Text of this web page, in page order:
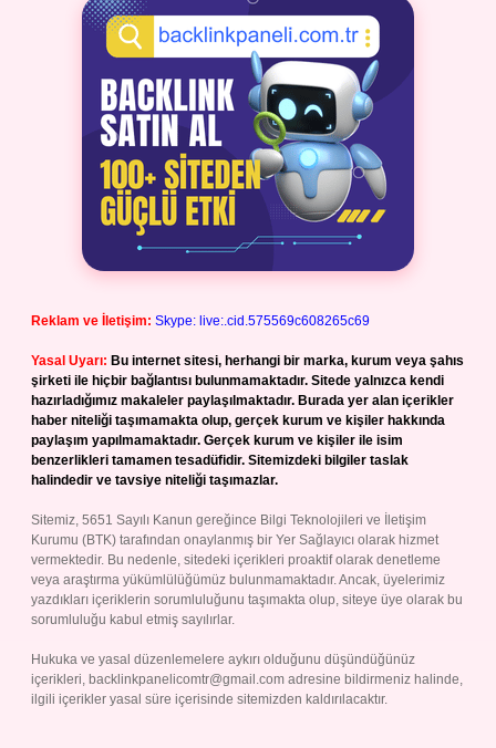
Reklam ve İletişim: Skype: live:.cid.575569c608265c69
Yasal Uyarı: Bu internet sitesi, herhangi bir marka, kurum veya şahıs
şirketi ile hiçbir bağlantısı bulunmamaktadır. Sitede yalnızca kendi
hazırladığımız makaleler paylaşılmaktadır. Burada yer alan içerikler
haber niteliği taşımamakta olup, gerçek kurum ve kişiler hakkında
paylaşım yapılmamaktadır. Gerçek kurum ve kişiler ile isim
benzerlikleri tamamen tesadüfidir. Sitemizdeki bilgiler taslak
halindedir ve tavsiye niteliği taşımazlar.
Sitemiz, 5651 Sayılı Kanun gereğince Bilgi Teknolojileri ve İletişim
Kurumu (BTK) tarafından onaylanmış bir Yer Sağlayıcı olarak hizmet
vermektedir. Bu nedenle, sitedeki içerikleri proaktif olarak denetleme
veya araştırma yükümlülüğümüz bulunmamaktadır. Ancak, üyelerimiz
yazdıkları içeriklerin sorumluluğunu taşımakta olup, siteye üye olarak bu
sorumluluğu kabul etmiş sayılırlar.
Hukuka ve yasal düzenlemelere aykırı olduğunu düşündüğünüz
içerikleri, backlinkpanelicomtr@gmail.com adresine bildirmeniz halinde,
ilgili içerikler yasal süre içerisinde sitemizden kaldırılacaktır.